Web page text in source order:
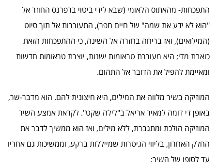
התפכחות- מהאתוס הלאומי (שבא לידי ביטוי ברפרנס החוזר אל
"הוא לא ידע את שמה" של חיים חפר), התעוררות אל תוך סיוט
(המילואים), ואז בריחה בחזרה אל השינה, כי ההתפכחות הזאת
כואבת מדי; היא מעוררת טראומות ישנות, יוצרת טראומות חדשות
ומאיימת להפיל את הדובר אל התהום.
המוזיקה בשיר מלווה את המילים, היא חיצונית להם. הוא מדבר-שר,
באופן די דומה למאיר אריאל ב"לילה שקט". לקראת אמצע השיר
המוזיקה הולכת ומתגברת, ללא מילים, ואז הוא ממשיך לדבר את
החלק האחרון, בליווי הגיטרות שמייללות ברקע, וממשיכות גם אחריו
עד לסופו של השיר: